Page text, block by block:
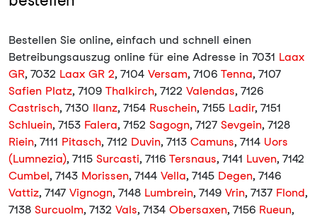
Bestellen Sie online, einfach und schnell einen
Betreibungsauszug online für eine Adresse in 7031 Laax
GR, 7032 Laax GR 2, 7104 Versam, 7106 Tenna, 7107
Safien Platz, 7109 Thalkirch, 7122 Valendas, 7126
Castrisch, 7130 Ilanz, 7154 Ruschein, 7155 Ladir, 7151
Schluein, 7153 Falera, 7152 Sagogn, 7127 Sevgein, 7128
Riein, 7111 Pitasch, 7112 Duvin, 7113 Camuns, 7114 Uors
(Lumnezia), 7115 Surcasti, 7116 Tersnaus, 7141 Luven, 7142
Cumbel, 7143 Morissen, 7144 Vella, 7145 Degen, 7146
Vattiz, 7147 Vignogn, 7148 Lumbrein, 7149 Vrin, 7137 Flond,
7138 Surcuolm, 7132 Vals, 7134 Obersaxen, 7156 Rueun,